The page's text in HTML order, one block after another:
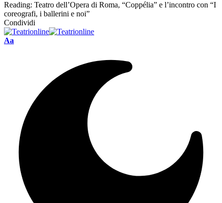
Reading: Teatro dell’Opera di Roma, “Coppélia” e l’incontro con “I
coreografi, i ballerini e noi”
Condividi
Font
Aa